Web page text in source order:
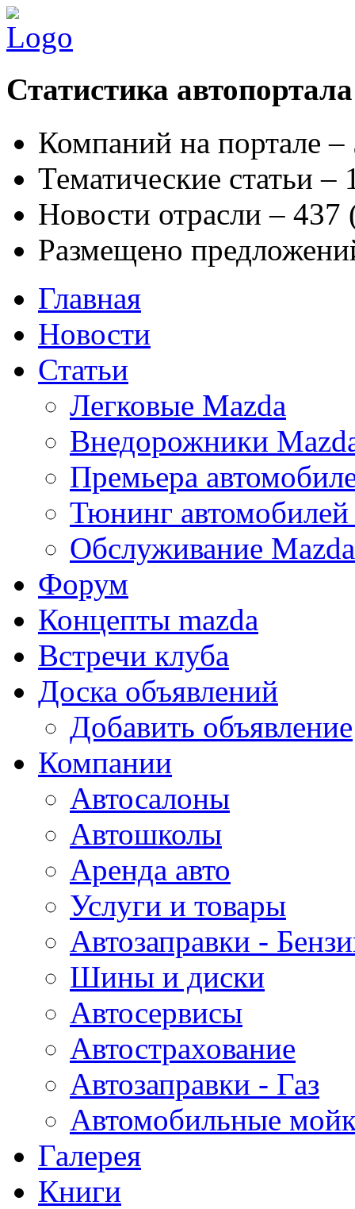
Статистика автопортала
Компаний на портале
Тематические статьи –
Новости отрасли – 437
Размещено
Главная
Новости
Статьи
Легковые Mazda
Внедорожники
Премьера
Тюнинг
Обслуживание Mazda
Форум
Концепты mazda
Встречи клуба
Доска объявлений
Добавить объявление
Компании
Автосалоны
Автошколы
Аренда авто
Услуги и товары
Автозаправки -
Шины и диски
Автосервисы
Автострахование
Автозаправки - Газ
Автомобильные
Галерея
Книги